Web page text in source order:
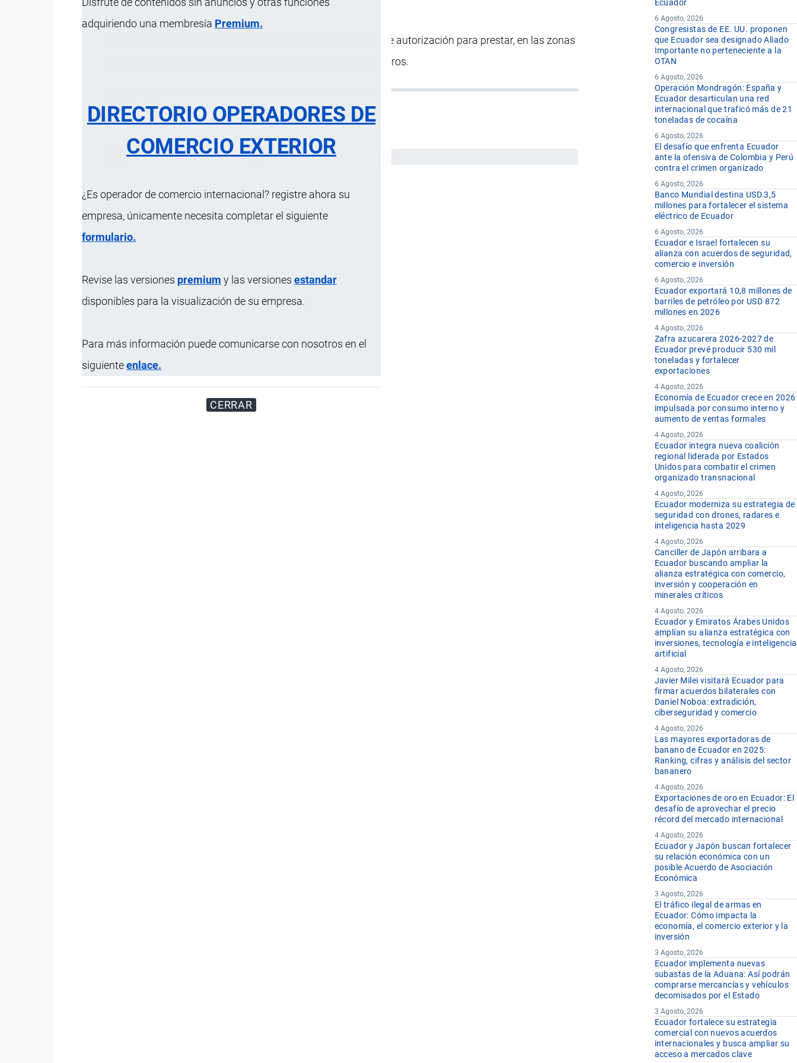
adquiriendo una membresía Premium.
DIRECTORIO OPERADORES DE
COMERCIO EXTERIOR
¿Es operador de comercio internacional? registre ahora su
empresa, únicamente necesita completar el siguiente
formulario.
Revise las versiones premium y las versiones estandar
disponibles para la visualización de su empresa.
Para más información puede comunicarse con nosotros en el
siguienteenlace.
CERRAR
jurídica constituida o domiciliada en el país, que tiene autorización para prestar, en las zonas
portuarias, servicios a las naves, a las cargas y/o a los pasajeros.
Actualizado el 9 Septiembre, 2024 Español
Ecuador
6 Agosto, 2026
Congresistas de EE. UU. proponen
que Ecuador sea designado Aliado
Importante no perteneciente a la
OTAN
6 Agosto, 2026
Operación Mondragón: España y
Ecuador desarticulan una red
internacional que traficó más de 21
toneladas de cocaína
6 Agosto, 2026
El desafío que enfrenta Ecuador
ante la ofensiva de Colombia y Perú
contra el crimen organizado
6 Agosto, 2026
Banco Mundial destina USD 3,5
millones para fortalecer el sistema
eléctrico de Ecuador
6 Agosto, 2026
Ecuador e Israel fortalecen su
alianza con acuerdos de seguridad,
comercio e inversión
6 Agosto, 2026
Ecuador exportará 10,8 millones de
barriles de petróleo por USD 872
millones en 2026
4 Agosto, 2026
Zafra azucarera 2026-2027 de
Ecuador prevé producir 530 mil
toneladas y fortalecer
exportaciones
4 Agosto, 2026
Economía de Ecuador crece en 2026
impulsada por consumo interno y
aumento de ventas formales
4 Agosto, 2026
Ecuador integra nueva coalición
regional liderada por Estados
Unidos para combatir el crimen
organizado transnacional
4 Agosto, 2026
Ecuador moderniza su estrategia de
seguridad con drones, radares e
inteligencia hasta 2029
4 Agosto, 2026
Canciller de Japón arribara a
Ecuador buscando ampliar la
alianza estratégica con comercio,
inversión y cooperación en
minerales críticos
4 Agosto, 2026
Ecuador y Emiratos Árabes Unidos
amplían su alianza estratégica con
inversiones, tecnología e inteligencia
artificial
4 Agosto, 2026
Javier Milei visitará Ecuador para
firmar acuerdos bilaterales con
Daniel Noboa: extradición,
ciberseguridad y comercio
4 Agosto, 2026
Las mayores exportadoras de
banano de Ecuador en 2025:
Ranking, cifras y análisis del sector
bananero
4 Agosto, 2026
Exportaciones de oro en Ecuador: El
desafío de aprovechar el precio
récord del mercado internacional
4 Agosto, 2026
Ecuador y Japón buscan fortalecer
su relación económica con un
posible Acuerdo de Asociación
Económica
3 Agosto, 2026
El tráfico ilegal de armas en
Ecuador: Cómo impacta la
economía, el comercio exterior y la
inversión
3 Agosto, 2026
Ecuador implementa nuevas
subastas de la Aduana: Así podrán
comprarse mercancías y vehículos
decomisados por el Estado
3 Agosto, 2026
Ecuador fortalece su estrategia
comercial con nuevos acuerdos
internacionales y busca ampliar su
acceso a mercados clave